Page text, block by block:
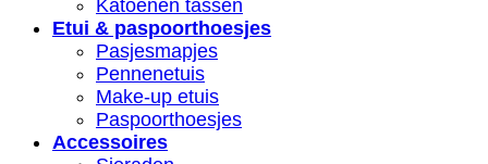
Katoenen tassen
Etui & paspoorthoesjes
Pasjesmapjes
Pennenetuis
Make-up etuis
Paspoorthoesjes
Accessoires